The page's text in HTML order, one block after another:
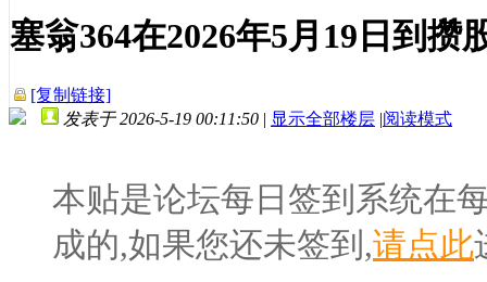
塞翁364在2026年5月19日到攒
[复制链接]
发表于 2026-5-19 00:11:50 | 显示全部楼层 |阅读模式
本贴是论坛每日签到系统在
成的,如果您还未签到,请点此